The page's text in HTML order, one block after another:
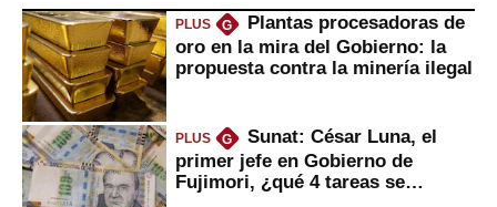
PLUS G
Plantas procesadoras de
oro en la mira del Gobierno: la
propuesta contra la minería ilegal
PLUS G
Sunat: César Luna, el
primer jefe en Gobierno de
Fujimori, ¿qué 4 tareas se